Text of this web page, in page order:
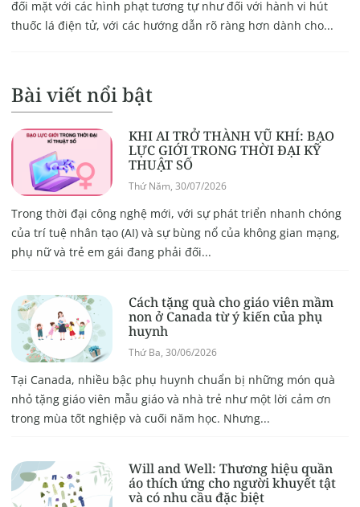
đối mặt với các hình phạt tương tự như đối với hành vi hút
thuốc lá điện tử, với các hướng dẫn rõ ràng hơn dành cho...
Bài viết nổi bật
KHI AI TRỞ THÀNH VŨ KHÍ: BẠO
LỰC GIỚI TRONG THỜI ĐẠI KỸ
THUẬT SỐ
Thứ Năm, 30/07/2026
Trong thời đại công nghệ mới, với sự phát triển nhanh chóng
của trí tuệ nhân tạo (AI) và sự bùng nổ của không gian mạng,
phụ nữ và trẻ em gái đang phải đối...
Cách tặng quà cho giáo viên mầm
non ở Canada từ ý kiến của phụ
huynh
Thứ Ba, 30/06/2026
Tại Canada, nhiều bậc phụ huynh chuẩn bị những món quà
nhỏ tặng giáo viên mẫu giáo và nhà trẻ như một lời cảm ơn
trong mùa tốt nghiệp và cuối năm học. Nhưng...
Will and Well: Thương hiệu quần
áo thích ứng cho người khuyết tật
và có nhu cầu đặc biệt